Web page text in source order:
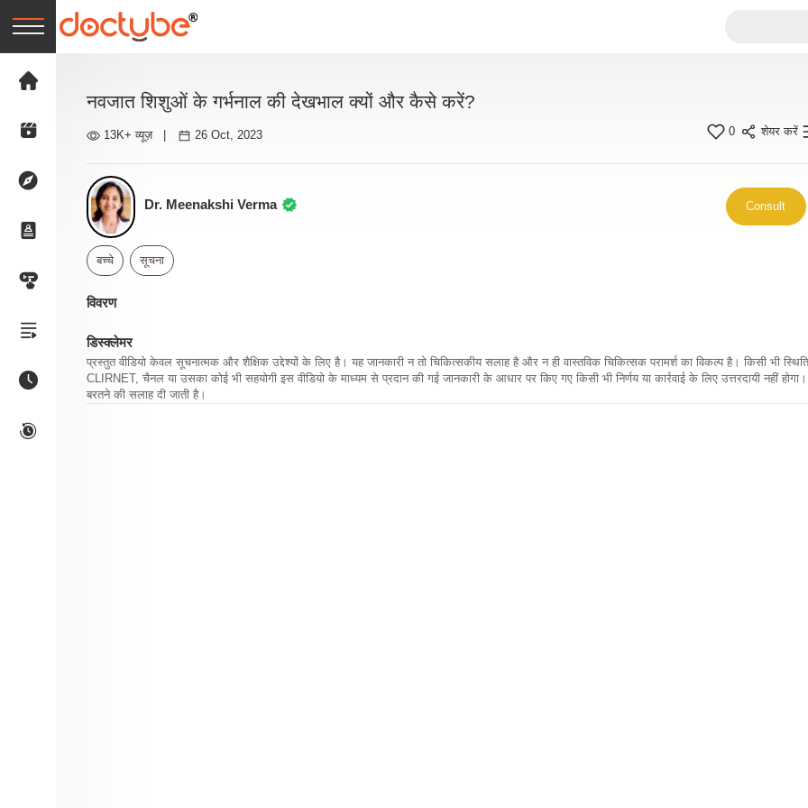
नवजात शिशुओं के गर्भनाल की देखभाल क्यों और कैसे करें?
13K+ व्यूज़ 26 Oct, 2023 0 शेयर करें
Dr. Meenakshi Verma Consult
बच्चे सूचना
विवरण
डिस्क्लेमर
प्रस्तुत वीडियो केवल सूचनात्मक और शैक्षिक उद्देश्यों के लिए है। यह जानकारी न तो चिकित्सकीय सलाह है और न ही वास्तविक चिकित्सक परामर्श का विकल्प है। किसी भी
CLIRNET, चैनल या उसका कोई भी सहयोगी इस वीडियो के माध्यम से प्रदान की गई जानकारी के आधार पर किए गए किसी भी निर्णय या कार्रवाई के लिए उत्तरदायी नहीं होगा।
बरतने की सलाह दी जाती है।